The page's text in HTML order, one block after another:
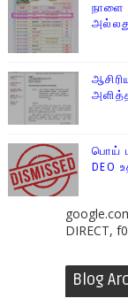
நாளை
பொய்
DEO
DIRECT,
Blog